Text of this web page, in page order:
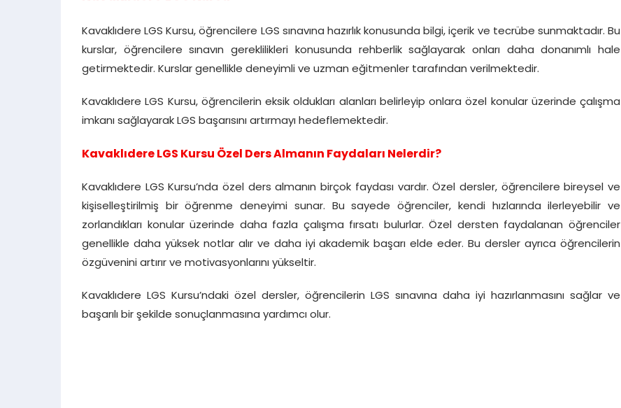
Kavaklıdere LGS Kursu, öğrencilere LGS sınavına hazırlık konusunda bilgi, içerik ve tecrübe sunmaktadır. Bu
kurslar, öğrencilere sınavın gereklilikleri konusunda rehberlik sağlayarak onları daha donanımlı hale
getirmektedir. Kurslar genellikle deneyimli ve uzman eğitmenler tarafından verilmektedir.
Kavaklıdere LGS Kursu, öğrencilerin eksik oldukları alanları belirleyip onlara özel konular üzerinde çalışma
imkanı sağlayarak LGS başarısını artırmayı hedeflemektedir.
Kavaklıdere LGS Kursu Özel Ders Almanın Faydaları Nelerdir?
Kavaklıdere LGS Kursu’nda özel ders almanın birçok faydası vardır. Özel dersler, öğrencilere bireysel ve
kişiselleştirilmiş bir öğrenme deneyimi sunar. Bu sayede öğrenciler, kendi hızlarında ilerleyebilir ve
zorlandıkları konular üzerinde daha fazla çalışma fırsatı bulurlar. Özel dersten faydalanan öğrenciler
genellikle daha yüksek notlar alır ve daha iyi akademik başarı elde eder. Bu dersler ayrıca öğrencilerin
özgüvenini artırır ve motivasyonlarını yükseltir.
Kavaklıdere LGS Kursu’ndaki özel dersler, öğrencilerin LGS sınavına daha iyi hazırlanmasını sağlar ve
başarılı bir şekilde sonuçlanmasına yardımcı olur.